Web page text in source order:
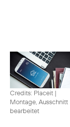
Credits: Placeit |
Montage, Ausschnitt
bearbeitet